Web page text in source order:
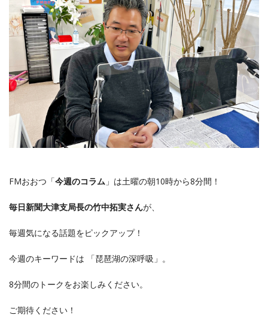
FMおおつ「今週のコラム 」は土曜の朝10時から8分間！
毎日新聞大津支局長の竹中拓実さんが、
毎週気になる話題をピックアップ！
今週のキーワードは 「琵琶湖の深呼吸」。
8分間のトークをお楽しみください。
ご期待ください！